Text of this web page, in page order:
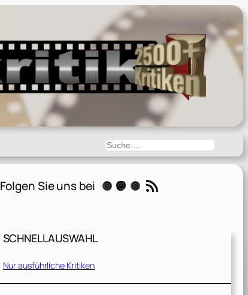
Suchen
Folgen Sie uns bei Instagram Mastodon Threads RSS-Feed
SCHNELLAUSWAHL
Nur ausführliche Kritiken